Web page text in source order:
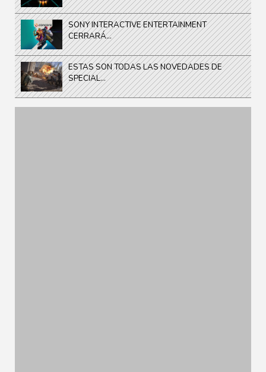
SONY INTERACTIVE ENTERTAINMENT
CERRARÁ...
ESTAS SON TODAS LAS NOVEDADES DE
SPECIAL...